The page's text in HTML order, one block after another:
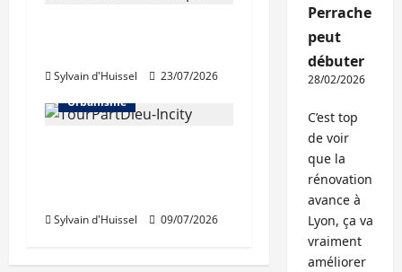
Sylvain d'Huissel
23/07/2026
Urbanisme
Sylvain d'Huissel 09/07/2026
Perrache
peut
débuter
28/02/2026
C’est top
de voir
que la
rénovation
avance à
Lyon, ça va
vraiment
améliorer